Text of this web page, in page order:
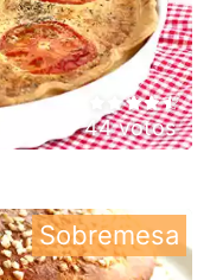
44 votos
Sobremesa